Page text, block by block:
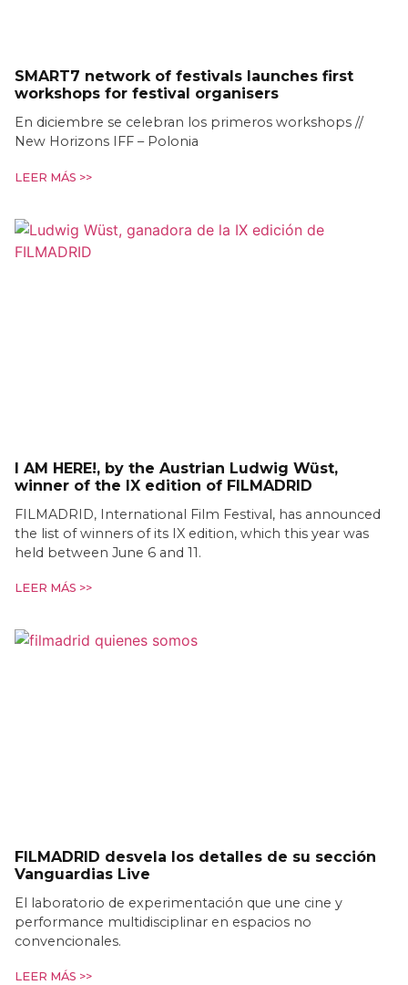
SMART7 network of festivals launches first
workshops for festival organisers
En diciembre se celebran los primeros workshops //
New Horizons IFF – Polonia
LEER MÁS >>
I AM HERE!, by the Austrian Ludwig Wüst,
winner of the IX edition of FILMADRID
FILMADRID, International Film Festival, has announced
the list of winners of its IX edition, which this year was
held between June 6 and 11.
LEER MÁS >>
FILMADRID desvela los detalles de su sección
Vanguardias Live
El laboratorio de experimentación que une cine y
performance multidisciplinar en espacios no
convencionales.
LEER MÁS >>